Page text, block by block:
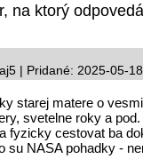
na ktorý
| Pridané: 2025-05-
starej matere o
svetelne roky a
fyzicky cestovat ba
su NASA pohadky -